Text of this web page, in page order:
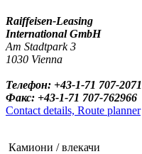
Raiffeisen-Leasing
International GmbH
Am Stadtpark 3
1030 Vienna
Телефон: +43-1-71 707-2071
Факс: +43-1-71 707-762966
Contact details, Route planner
Камиони / влекачи